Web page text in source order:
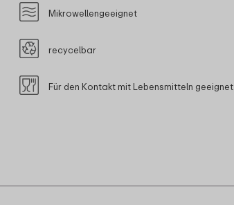
Mikrowellengeeignet
recycelbar
Für den Kontakt mit Lebensmitteln geeignet